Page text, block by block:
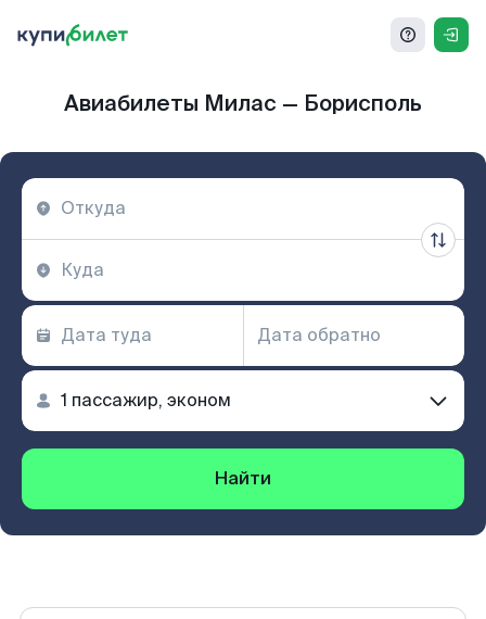
Авиабилеты Милас — Борисполь
Найти